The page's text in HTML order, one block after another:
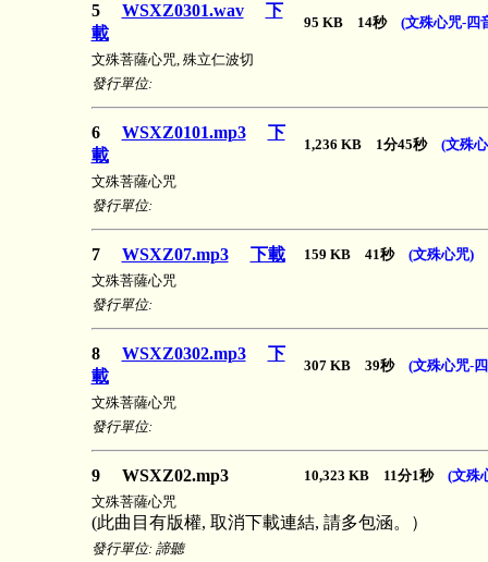
5 WSXZ0301.wav
下
載
95 KB 14秒 (文殊心咒-四
文殊菩薩心咒, 殊立仁波切
發行單位:
6 WSXZ0101.mp3
下
載
1,236 KB 1分45秒 (文殊
文殊菩薩心咒
發行單位:
7 WSXZ07.mp3 下載 159 KB 41秒 (文殊心咒)
文殊菩薩心咒
發行單位:
8 WSXZ0302.mp3
下
載
307 KB 39秒 (文殊心咒-
文殊菩薩心咒
發行單位:
9 WSXZ02.mp3 10,323 KB 11分1秒 (文殊
文殊菩薩心咒
(此曲目有版權, 取消下載連結, 請多包涵。）
發行單位: 諦聽